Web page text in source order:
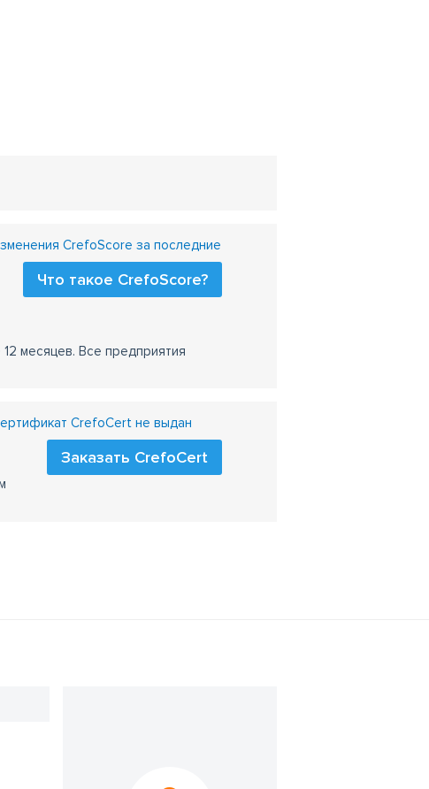
CrefoScore за последние
Что такое CrefoScore?
месяцев. Все предприятия
CrefoCert не выдан
Заказать CrefoCert